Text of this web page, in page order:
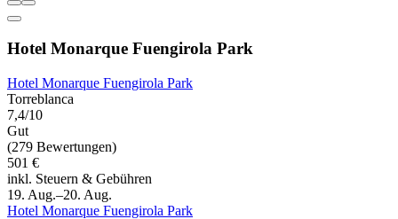
Hotel Monarque Fuengirola Park
Hotel Monarque Fuengirola Park
Torreblanca
7,4/10
Gut
(279 Bewertungen)
501 €
inkl. Steuern & Gebühren
19. Aug.–20. Aug.
Hotel Monarque Fuengirola Park